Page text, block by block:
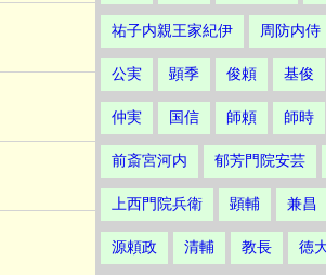
祐子内親王家紀伊 周防内侍
公実 顕季 俊頼 基俊
仲実 国信 師頼 師時
前斎宮河内 郁芳門院安芸
上西門院兵衛 顕輔 兼昌
源頼政 清輔 教長 徳